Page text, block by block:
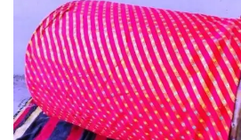
n
e
m
a
i
l